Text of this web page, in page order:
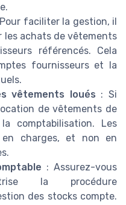
faciliter la gestion, il
les achats de vêtements
référencés. Cela
fournisseurs et la
vêtements loués : Si
de vêtements de
comptabilisation. Les
charges, et non en
: Assurez-vous
la procédure
des stocks compte.